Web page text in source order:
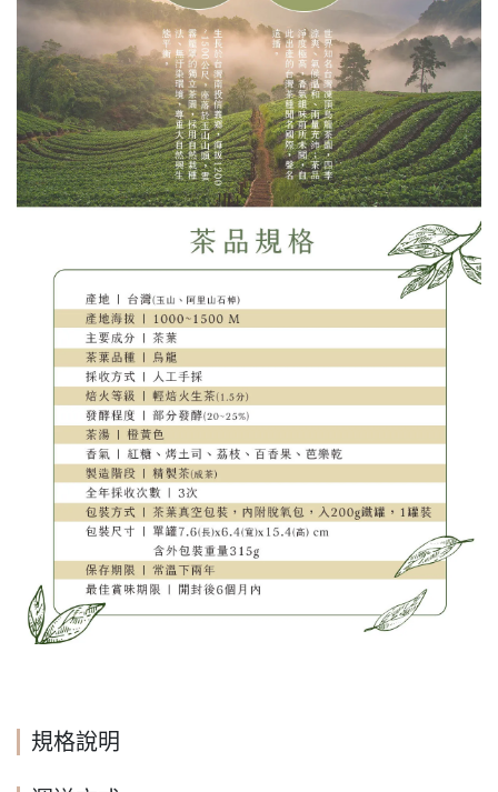
規格說明